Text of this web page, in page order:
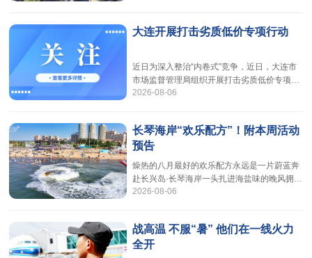
文历史、风土人情以演艺形式呈现，构建“处处
应俱全，复古街道自带胶片质感，游客可尽情
感受独特的关东风
大连开展打击劣质低价专项行动
近日为深入整治“内卷式”竞争，近日，大连市
市场监督管理局组织开展打击劣质低价专项行
动，旨在推动企业从“卷价格”向“拼质量”转变，
下各类经营主体，涵盖生产企业、经销商、网
络交易平台、平台内经营者、直播运营主体、
类违法违规行为。一是坚决打击恶意低价、无
序竞争行为，开展重点领域价格监督
2026-08-06
长琴海岸“欢乐配方”！附本周活动
预告
燥热的八月最好的欢乐配方永远是一片蔚蓝奔
赴长兴岛·长琴海岸一头扎进海盐味的晚风拥抱
专属于海边的清凉与热烈PART01清凉配方
可重复使用，直至暑气全消。泡海，是最直接
的降温方式。脚趾间的细软沙粒逐渐被清凉的
2026-08-06
战高温 不服“暑” 他们在一线火力
全开